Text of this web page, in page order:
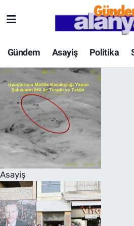
Gündem Asayiş Politika
Asayiş